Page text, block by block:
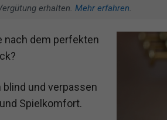
erhalten. Mehr erfahren.
nach dem perfekten
und verpassen
Spielkomfort.